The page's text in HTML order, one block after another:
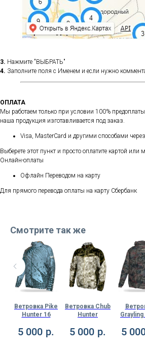
3. Нажмите "ВЫБРАТЬ"
4. Заполните поля с Именем и если нужно
ОПЛАТА
Мы работаем только при условии 100%
наша продукция изготавливается под заказ.
Visa, MasterCard и другими способами
Выберете этот пункт и просто оплатите картой
Онлайн-оплаты
Офлайн Переводом на карту
Для прямого перевода оплаты на карту Сбербанк
Смотрите так же
Ветровка Pike
Hunter 16
5 000 р.
Ветровка Chub
Hunter
5 000 р.
Grayling
5